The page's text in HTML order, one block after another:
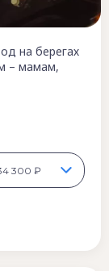
на берегах
– мамам,
300 ₽